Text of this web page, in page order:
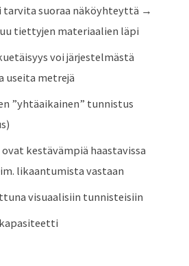
tarvita suoraa näköyhteyttä →
tiettyjen materiaalien läpi
voi järjestelmästä
useita metrejä
”yhtäaikainen” tunnistus
kestävämpiä haastavissa
likaantumista vastaan
visuaalisiin tunnisteisiin